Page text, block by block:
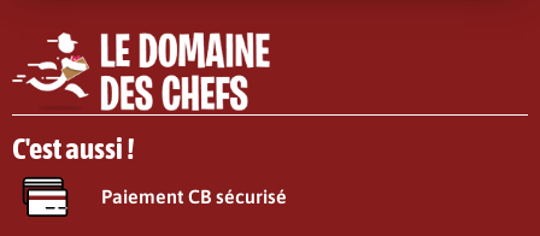
C'est aussi !
Paiement CB sécurisé